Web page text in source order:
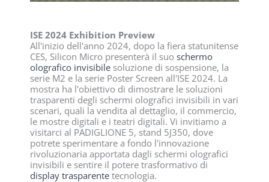
ISE 2024 Exhibition Preview
All'inizio dell'anno 2024, dopo la fiera statunitense
CES, Silicon Micro presenterà il suo schermo
olografico invisibile soluzione di sospensione, la
serie M2 e la serie Poster Screen all'ISE 2024. La
mostra ha l'obiettivo di dimostrare le soluzioni
trasparenti degli schermi olografici invisibili in vari
scenari, quali la vendita al dettaglio, il commercio,
le mostre digitali e i teatri digitali. Vi invitiamo a
visitarci al PADIGLIONE 5, stand 5J350, dove
potrete sperimentare a fondo l'innovazione
rivoluzionaria apportata dagli schermi olografici
invisibili e sentire il potere trasformativo di
display trasparente tecnologia.